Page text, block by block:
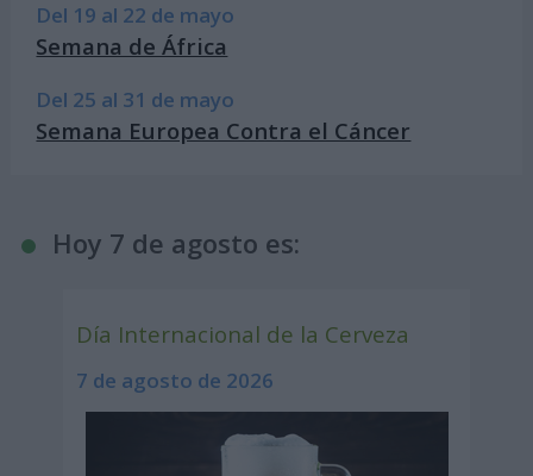
Del 19 al 22 de mayo
Semana de África
Del 25 al 31 de mayo
Semana Europea Contra el Cáncer
Hoy 7 de agosto es:
Día Internacional de la Cerveza
7 de agosto de 2026